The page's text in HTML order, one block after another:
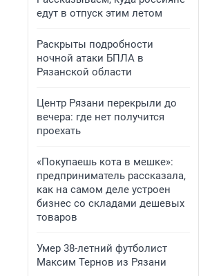
едут в отпуск этим летом
Раскрыты подробности
ночной атаки БПЛА в
Рязанской области
Центр Рязани перекрыли до
вечера: где нет получится
проехать
«Покупаешь кота в мешке»:
предприниматель рассказала,
как на самом деле устроен
бизнес со складами дешевых
товаров
Умер 38-летний футболист
Максим Тернов из Рязани